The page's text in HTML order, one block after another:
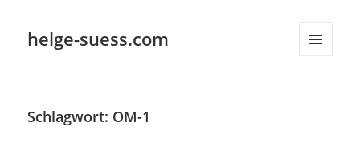
helge-suess.com
Schlagwort: OM-1